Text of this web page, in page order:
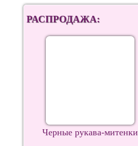
РАСПРОДАЖА:
Черные рукава-митенки